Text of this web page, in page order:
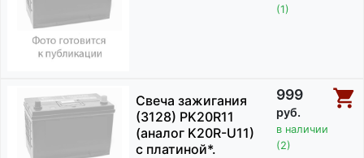
(1)
Свеча зажигания
(3128) PK20R11
(аналог K20R-U11)
с платиной*.
999
руб.
в наличии
(2)